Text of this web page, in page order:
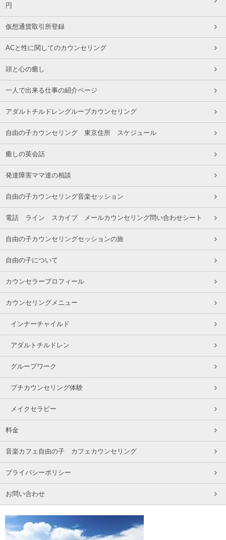
円
仮想通貨取引所登録
ACと性に関してのカウンセリング
頭と心の癒し
一人で出来る仕事の紹介ページ
アダルトチルドレングループカウンセリング
自由の子カウンセリング 東京住所 スケジュール
癒しの英会話
発達障害ママ達の相談
自由の子カウンセリング音楽セッション
電話 ライン スカイプ メールカウンセリング問い合わせシート
自由の子カウンセリングセッションの旅
自由の子について
カウンセラープロフィール
カウンセリングメニュー
インナーチャイルド
アダルトチルドレン
グループワーク
プチカウンセリング体験
メイクセラピー
料金
音楽カフェ自由の子 カフェカウンセリング
プライバシーポリシー
お問い合わせ